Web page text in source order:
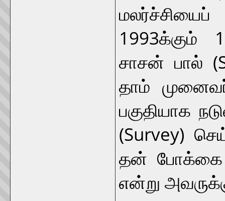
1993க்கும்
சாசன் பால்
தாம்
பகுதியாக
(Survey)
தன் போக்கை
என்று